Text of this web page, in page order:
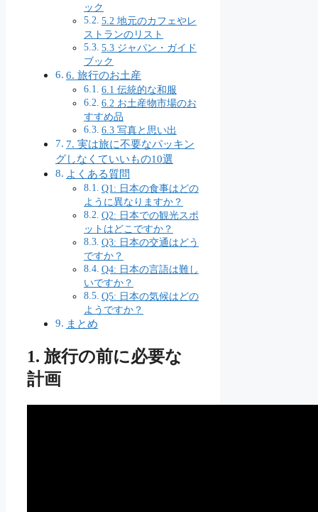
ック
5.2 地元のカフェやレ
ストランのリスト
5.3 ジャパン・ガイド
ブック
6. 旅行のお土産
6.1 伝統的な和服
6.2 お土産物市場のお
すすめ品
6.3 写真と思い出
7. 実は旅に不要なパッキン
グしなくていいもの10選
よくある質問
Q1: 日本の食事はどの
ように異なりますか？
Q2: 日本での観光スポ
ットはどこですか？
Q3: 日本の交通はどう
ですか？
Q4: 日本の言語は難し
いですか？
Q5: 日本の気候はどの
ようですか？
まとめ
1. 旅行の前に必要な
計画